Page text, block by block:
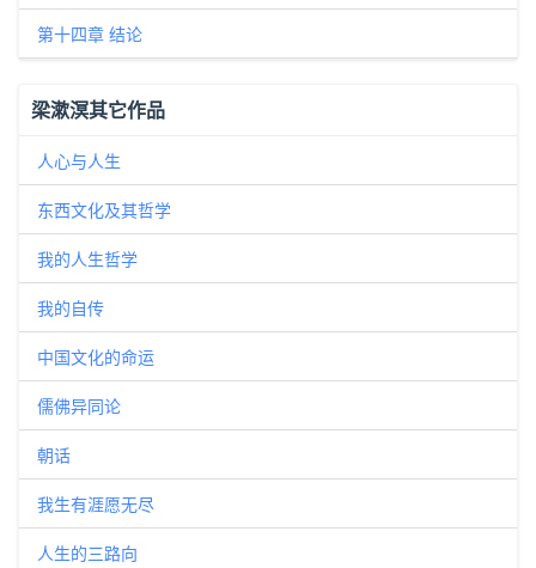
第十四章 结论
梁漱溟其它作品
人心与人生
东西文化及其哲学
我的人生哲学
我的自传
中国文化的命运
儒佛异同论
朝话
我生有涯愿无尽
人生的三路向